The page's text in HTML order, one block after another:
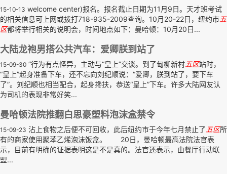
15-10-13 welcome center)报名。报名截止日期为11月9日。天才班考试
的相关信息可上网或拨打718-935-2009查询。10月20-22日，纽约市 五
区都将举行相关的说明会，时间地点如下：曼哈顿：10月20日...
大陆龙袍男搭公共汽车：爱卿朕到站了
15-09-30 ”行为有点怪异，主动与“皇上”交谈。到了甸柳新村 五区站时，
“皇上”起身准备下车，还不忘向刘纪顺说：“爱卿，朕到站了，要下车
了”。刘纪顺也相当配合，起身搀扶，恭送“皇上”下车。许多大陆网友认
为司机的表现非常好笑...
曼哈顿法院推翻白思豪塑料泡沫盒禁令
15-09-23 沾上食物之后便不可回收，此后纽约市于今年七月禁止了 五区所
有的商家使用聚苯乙烯泡沫饭盒。 20日，曼哈顿最高法院法官表
示，目前有明确的证据表明这是不是真的。法官还表示，由餐厅行动联
盟...